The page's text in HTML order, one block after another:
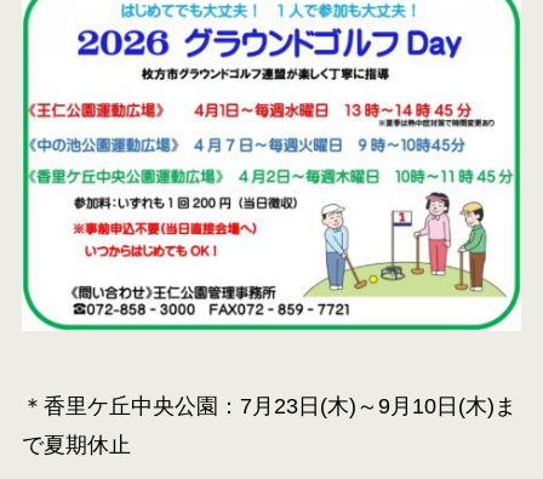
＊香里ケ丘中央公園：7月23日(木)～9月10日(木)ま
で夏期休止